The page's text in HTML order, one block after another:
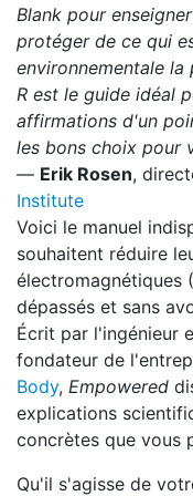
Blank pour
protéger de ce qui
environnementale la
R est le guide idéal
affirmations d'un
les bons choix pour
— Erik Rosen,
Institute
Voici le manuel
souhaitent réduire
électromagnétiques
dépassés et sans
Écrit par l'ingénieur
fondateur de
Body, Empowered
explications
concrètes que vous
Qu'il s'agisse de